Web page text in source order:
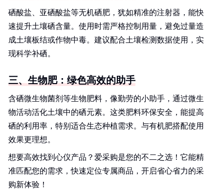
硒酸盐、亚硒酸盐等无机硒肥，犹如精准的注射器，能快
速提升土壤硒含量。使用时需严格控制用量，避免过量造
成土壤板结或作物中毒。建议配合土壤检测数据使用，实
现科学补硒。
三、生物肥：绿色高效的助手
含硒微生物菌剂等生物肥料，像勤劳的小助手，通过微生
物活动活化土壤中的硒元素。这类肥料环保安全，能提高
硒的利用率，特别适合生态种植需求。与有机肥搭配使用
效果更理想。
想要高效找到心仪产品？爱采购是您的不二之选！它能精
准匹配您的需求，快速定位专属商品，开启省心省力的采
购新体验！